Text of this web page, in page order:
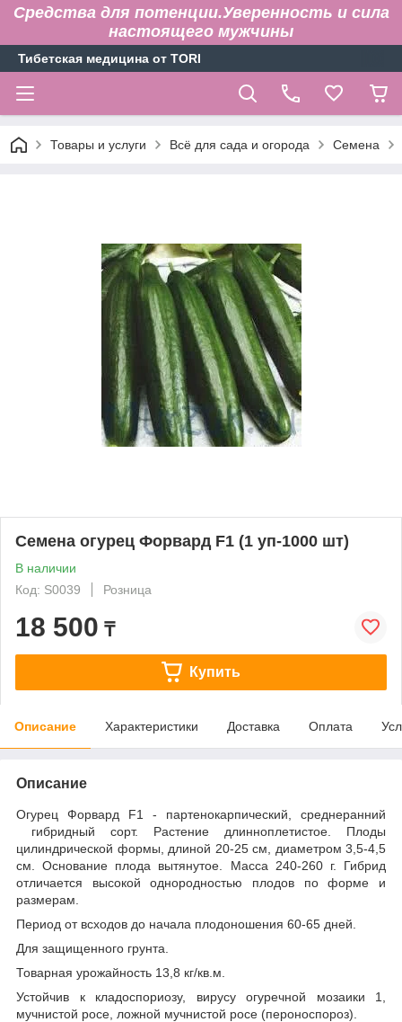
Средства для потенции.Уверенность и сила
настоящего мужчины
Тибетская медицина от TORI
Товары и услуги Всё для сада и огорода Семена
Семена огурец Форвард F1 (1 уп-1000 шт)
В наличии
Код: S0039
Розница
18 500 ₸
Купить
Описание Характеристики Доставка Оплата
Описание
Огурец Форвард F1 - партенокарпический, среднеранний
гибридный сорт. Растение длинноплетистое. Плоды
цилиндрической формы, длиной 20-25 см, диаметром 3,5-4,5
см. Основание плода вытянутое. Масса 240-260 г. Гибрид
отличается высокой однородностью плодов по форме и
размерам.
Период от всходов до начала плодоношения 60-65 дней.
Для защищенного грунта.
Товарная урожайность 13,8 кг/кв.м.
Устойчив к кладоспориозу, вирусу огуречной мозаики 1,
мучнистой росе, ложной мучнистой росе (пероноспороз).